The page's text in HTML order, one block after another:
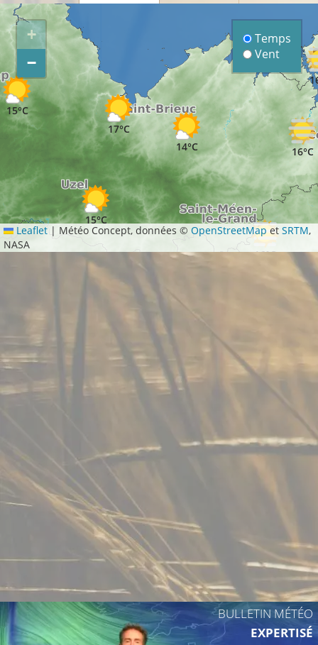
18°C
16°C
15°C
14°C
17°C
15°C
16°C
17°C
+
−
Temps
Vent
Leaflet | Météo Concept, données ©OpenStreetMapetSRTM,
NASA
BULLETIN MÉTÉO
EXPERTISÉ